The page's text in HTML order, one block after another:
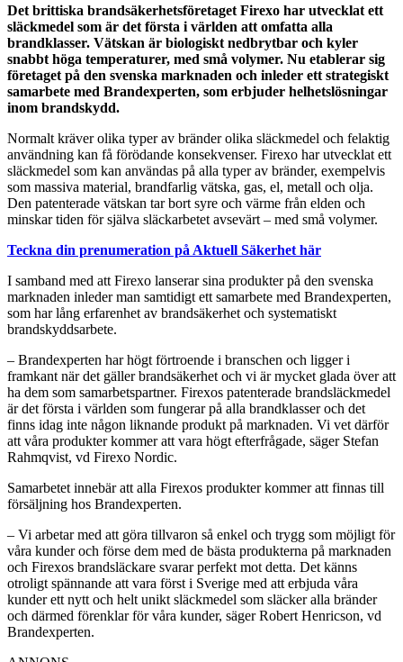
Det brittiska brandsäkerhetsföretaget Firexo har utvecklat ett
släckmedel som är det första i världen att omfatta alla
brandklasser. Vätskan är biologiskt nedbrytbar och kyler
snabbt höga temperaturer, med små volymer. Nu etablerar sig
företaget på den svenska marknaden och inleder ett strategiskt
samarbete med Brandexperten, som erbjuder helhetslösningar
inom brandskydd.
Normalt kräver olika typer av bränder olika släckmedel och felaktig
användning kan få förödande konsekvenser. Firexo har utvecklat ett
släckmedel som kan användas på alla typer av bränder, exempelvis
som massiva material, brandfarlig vätska, gas, el, metall och olja.
Den patenterade vätskan tar bort syre och värme från elden och
minskar tiden för själva släckarbetet avsevärt – med små volymer.
Teckna din prenumeration på Aktuell Säkerhet här
I samband med att Firexo lanserar sina produkter på den svenska
marknaden inleder man samtidigt ett samarbete med Brandexperten,
som har lång erfarenhet av brandsäkerhet och systematiskt
brandskyddsarbete.
– Brandexperten har högt förtroende i branschen och ligger i
framkant när det gäller brandsäkerhet och vi är mycket glada över att
ha dem som samarbetspartner. Firexos patenterade brandsläckmedel
är det första i världen som fungerar på alla brandklasser och det
finns idag inte någon liknande produkt på marknaden. Vi vet därför
att våra produkter kommer att vara högt efterfrågade, säger Stefan
Rahmqvist, vd Firexo Nordic.
Samarbetet innebär att alla Firexos produkter kommer att finnas till
försäljning hos Brandexperten.
– Vi arbetar med att göra tillvaron så enkel och trygg som möjligt för
våra kunder och förse dem med de bästa produkterna på marknaden
och Firexos brandsläckare svarar perfekt mot detta. Det känns
otroligt spännande att vara först i Sverige med att erbjuda våra
kunder ett nytt och helt unikt släckmedel som släcker alla bränder
och därmed förenklar för våra kunder, säger Robert Henricson, vd
Brandexperten.